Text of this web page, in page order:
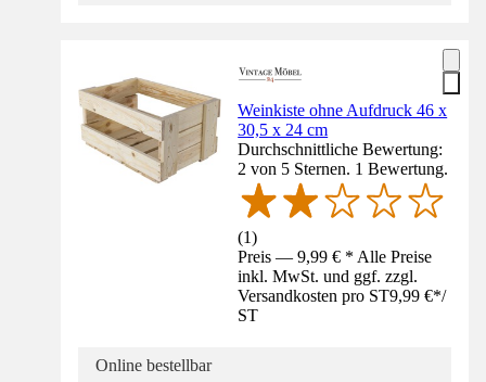
Weinkiste ohne Aufdruck 46 x
30,5 x 24 cm
Durchschnittliche Bewertung:
2 von 5 Sternen. 1 Bewertung.
(1)
Preis — 9,99 € * Alle Preise
inkl. MwSt. und ggf. zzgl.
Versandkosten pro ST9,99 €*/
ST
Online bestellbar